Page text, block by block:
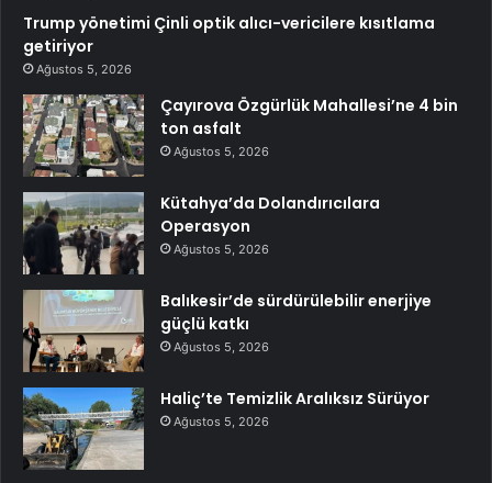
Trump yönetimi Çinli optik alıcı-vericilere kısıtlama
getiriyor
Ağustos 5, 2026
Çayırova Özgürlük Mahallesi’ne 4 bin
ton asfalt
Ağustos 5, 2026
Kütahya’da Dolandırıcılara
Operasyon
Ağustos 5, 2026
Balıkesir’de sürdürülebilir enerjiye
güçlü katkı
Ağustos 5, 2026
Haliç’te Temizlik Aralıksız Sürüyor
Ağustos 5, 2026